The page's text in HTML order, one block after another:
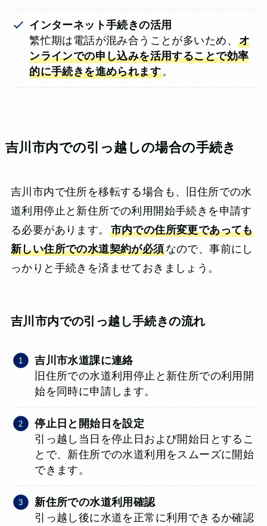
インターネット手続きの活用
繁忙期は電話が混み合うことが多いため、 オ
ンラインでの申し込みを活用することで効率
的に手続きを進められます。
吉川市内での引っ越しの場合の手続き
吉川市内で住所を移転する場合も、旧住所での水
道利用停止と新住所での利用開始手続きを申請す
る必要があります。 市内での住所変更であっても
新しい住所での水道契約が必須なので、事前にし
っかりと手続きを済ませておきましょう。
吉川市内での引っ越し手続きの流れ
吉川市水道課に連絡
旧住所での水道利用停止と新住所での利用開
始を同時に申請します。
停止日と開始日を設定
引っ越し当日を停止日および開始日とするこ
とで、新住所での水道利用をスムーズに開始
できます。
新住所での水道利用確認
引っ越し後に水道を正常に利用できるか確認